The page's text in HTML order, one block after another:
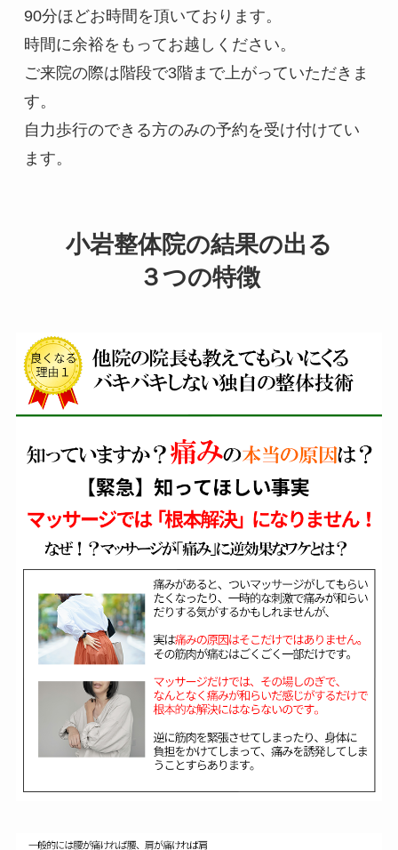
90分ほどお時間を頂いております。
時間に余裕をもってお越しください。
ご来院の際は階段で3階まで上がっていただきま
す。
自力歩行のできる方のみの予約を受け付けてい
ます。
小岩整体院の結果の出る
３つの特徴